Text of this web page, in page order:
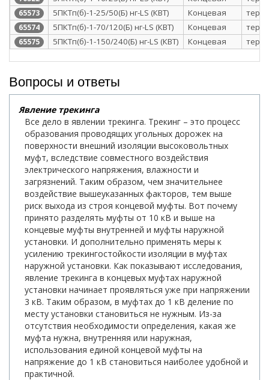
65573 5ПКТп(б)-1-25/50(Б) нг-LS (КВТ) Концевая
65574 5ПКТп(б)-1-70/120(Б) нг-LS (КВТ) Концевая
65575 5ПКТп(б)-1-150/240(Б) нг-LS (КВТ) Концевая
Вопросы и ответы
Явление трекинга
Все дело в явлении трекинга. Трекинг – это процесс
образования проводящих угольных дорожек на
поверхности внешний изоляции высоковольтных
муфт, вследствие совместного воздействия
электрического напряжения, влажности и
загрязнений. Таким образом, чем значительнее
воздействие вышеуказанных факторов, тем выше
риск выхода из строя концевой муфты. Вот почему
принято разделять муфты от 10 кВ и выше на
концевые муфты внутренней и муфты наружной
установки. И дополнительно применять меры к
усилению трекингостойкости изоляции в муфтах
наружной установки. Как показывают исследования,
явление трекинга в концевых муфтах наружной
установки начинает проявляться уже при напряжении
3 кВ. Таким образом, в муфтах до 1 кВ деление по
месту установки становиться не нужным. Из-за
отсутствия необходимости определения, какая же
муфта нужна, внутренняя или наружная,
использования единой концевой муфты на
напряжение до 1 кВ становиться наиболее удобной и
практичной.